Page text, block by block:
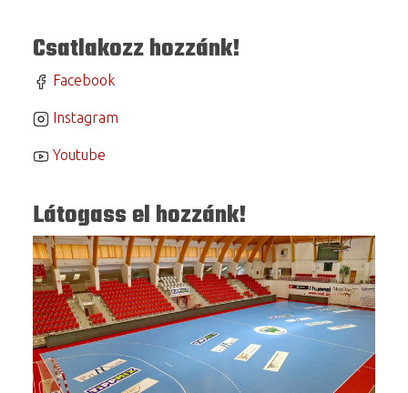
Csatlakozz hozzánk!
Facebook
Instagram
Youtube
Látogass el hozzánk!